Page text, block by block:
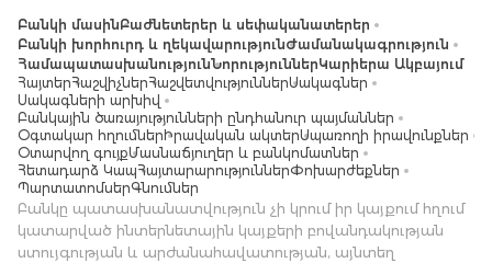
Բանկի մասինԲաժնետերեր և սեփականատերեր
Բանկի խորհուրդ և ղեկավարությունԺամանակագրություն
ՀամապատասխանությունՆորություններԿարիերա Ակբայում
ՀայտերՀաշվիչներՀաշվետվություններՍակագներ
Սակագների արխիվ
Բանկային ծառայությունների ընդհանուր պայմաններ
Օգտակար հղումներ Իրավական ակտերՍպառողի իրավունքներ
Օտարվող գույքՄասնաճյուղեր և բանկոմատներ
Հետադարձ ԿապՀայտարարություններՓոխարժեքներ
ՊարտատոմսերԳնումներ
Բանկը պատասխանատվություն չի կրում իր կայքում հղում
կատարված ինտերնետային կայքերի բովանդակության
ստույգության և արժանահավատության, այնտեղ